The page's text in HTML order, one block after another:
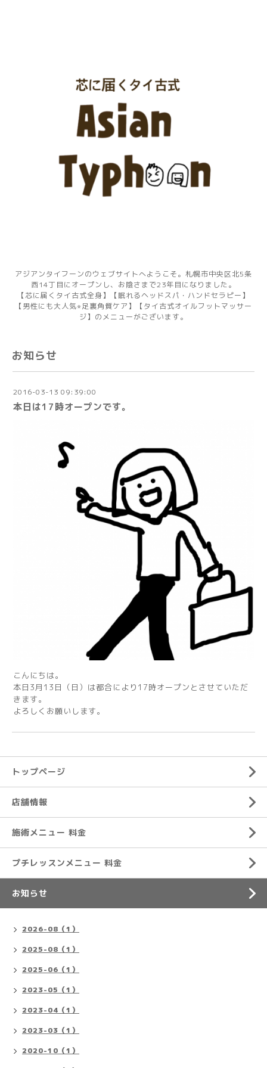
アジアンタイフーンのウェブサイトへようこそ。札幌市中央区北5条
西14丁目にオープンし、お陰さまで23年目になりました。
【芯に届くタイ古式全身】【眠れるヘッドスパ・ハンドセラピー】
【男性にも大人気⭐︎足裏角質ケア】【タイ古式オイルフットマッサー
ジ】のメニューがございます。
お知らせ
2016-03-13 09:39:00
本日は17時オープンです。
こんにちは。
本日3月13日（日）は都合により17時オープンとさせていただ
きます。
よろしくお願いします。
トップページ
店舗情報
施術メニュー 料金
プチレッスンメニュー 料金
お知らせ
2026-08（1）
2025-08（1）
2025-06（1）
2023-05（1）
2023-04（1）
2023-03（1）
2020-10（1）